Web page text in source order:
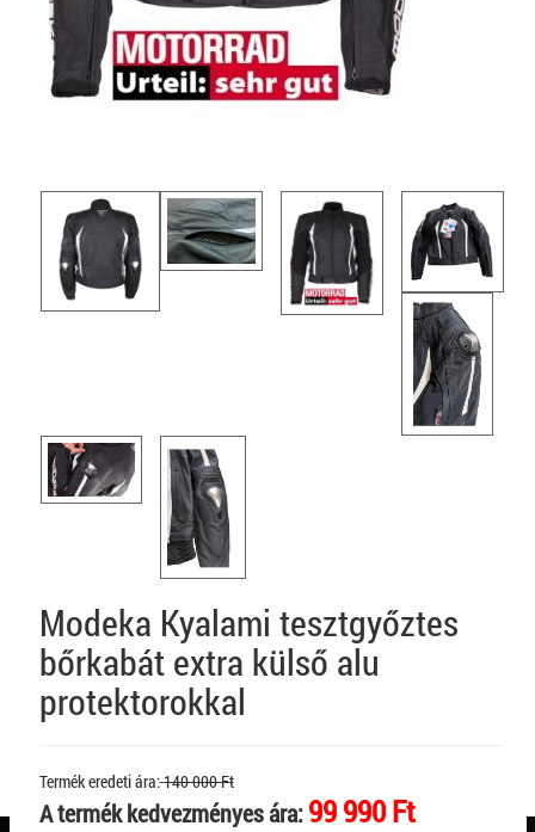
Modeka Kyalami tesztgyőztes
bőrkabát extra külső alu
protektorokkal
Termék eredeti ára:140 000 Ft
A termék kedvezményes ára:99 990 Ft